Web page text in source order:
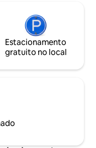
e o
de
do
Estacionamento
gratuito no local